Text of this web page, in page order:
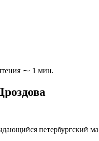
⁓ 1 мин.
петербургский